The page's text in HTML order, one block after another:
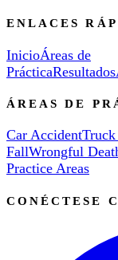
ENLACES
InicioÁreas de
PrácticaResultados
ÁREAS DE
Car Accident
FallWrongful
Practice Areas
CONÉCTESE